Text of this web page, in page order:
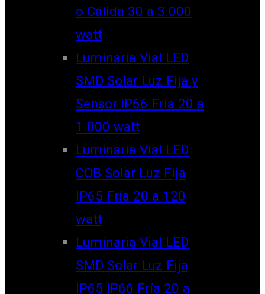
o Cálida 30 a 3.000
watt
Luminaria Vial LED
SMD Solar Luz Fija y
Sensor IP66 Fría 20 a
1.000 watt
Luminaria Vial LED
COB Solar Luz Fija
IP65 Fría 20 a 120
watt
Luminaria Vial LED
SMD Solar Luz Fija
IP65 IP66 Fría 20 a